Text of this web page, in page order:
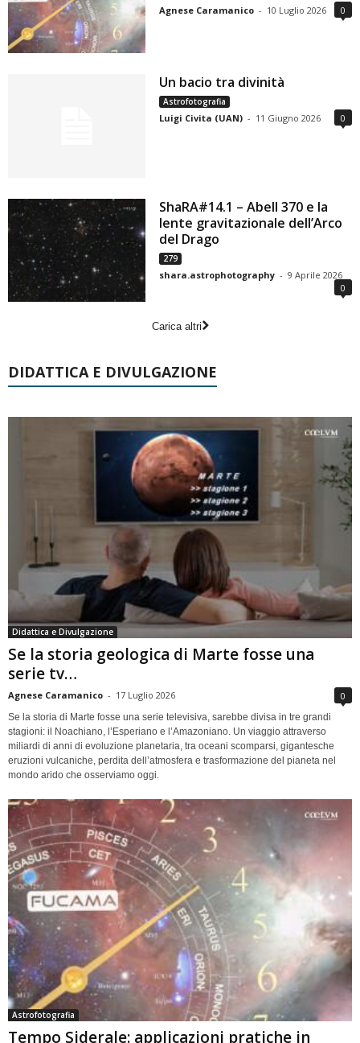
Agnese Caramanico - 10 Luglio 2026 0
Un bacio tra divinità
Astrofotografia
Luigi Civita (UAN) - 11 Giugno 2026 0
ShaRA#14.1 – Abell 370 e la
lente gravitazionale dell’Arco
del Drago
279
shara.astrophotography - 9 Aprile 2026
0
Carica altri
DIDATTICA E DIVULGAZIONE
Didattica e Divulgazione
Se la storia geologica di Marte fosse una
serie tv…
Agnese Caramanico - 17 Luglio 2026 0
Se la storia di Marte fosse una serie televisiva, sarebbe divisa in tre grandi
stagioni: il Noachiano, l’Esperiano e l’Amazoniano. Un viaggio attraverso
miliardi di anni di evoluzione planetaria, tra oceani scomparsi, gigantesche
eruzioni vulcaniche, perdita dell’atmosfera e trasformazione del pianeta nel
mondo arido che osserviamo oggi.
Astrofotografia
Tempo Siderale: applicazioni pratiche in